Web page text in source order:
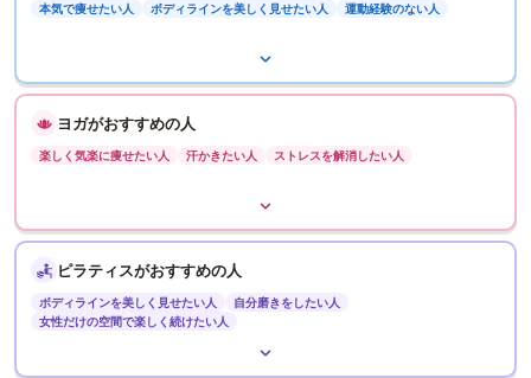
本気で痩せたい人 ボディラインを美しく見せたい人 運動経験のない人
ヨガがおすすめの人
楽しく気楽に痩せたい人 汗かきたい人 ストレスを解消したい人
ピラティスがおすすめの人
ボディラインを美しく見せたい人
自分磨きをしたい人
女性だけの空間で楽しく続けたい人